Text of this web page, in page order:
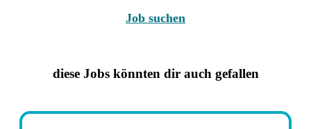
Job suchen
diese Jobs könnten dir auch gefallen